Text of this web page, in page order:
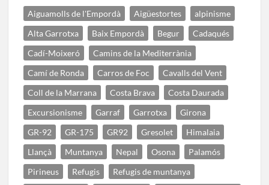
Aiguamolls de l'Empordà Aigüestortes
alpinisme
Alta Garrotxa
Baix Empordà Begur
Cadaqués
Cadí-Moixeró
Camins de la Mediterrània
Camí de Ronda
Carros de Foc
Cavalls del Vent
Coll de la Marrana
Costa Brava
Costa Daurada
Excursionisme
Garraf Garrotxa
Girona
GR-92
GR-175 GR92 Gresolet
Himalaia
Llançà
Muntanya Nepal Osona
Palamós
Pirineus
Refugis
Refugis de muntanya